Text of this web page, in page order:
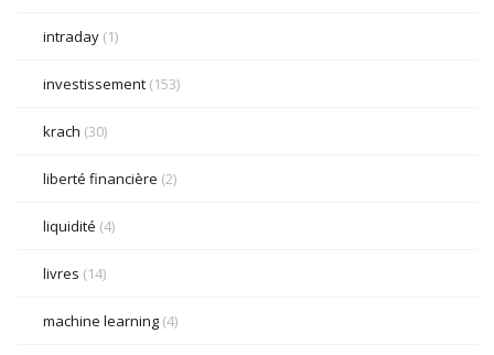
intraday (1)
investissement (153)
krach (30)
liberté financière (2)
liquidité (4)
livres (14)
machine learning (4)